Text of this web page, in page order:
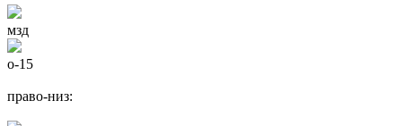
мзд
о-15
право-низ: